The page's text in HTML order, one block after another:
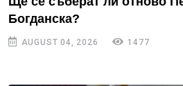
Богданска?
AUGUST 04, 2026 1477